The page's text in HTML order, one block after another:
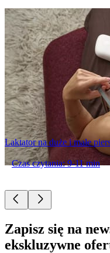
Laktator na duże i małe
Czas czytania: 9-11 min
Zapisz się na
ekskluzywne